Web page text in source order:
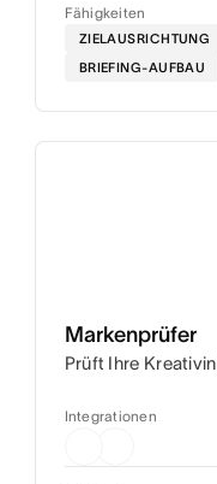
Fähigkeiten
ZIELAUSRICHTUNG
BRIEFING-AUFBAU
Markenprüfer
Prüft Ihre
Integrationen